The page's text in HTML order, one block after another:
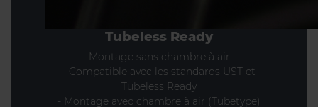
Tubeless Ready
Montage sans chambre à air
- Compatible avec les standards UST et
Tubeless Ready
- Montage avec chambre à air (Tubetype)